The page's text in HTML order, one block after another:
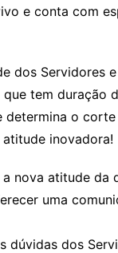
e conta com
dos Servidores
tem duração
o
atitude inovadora!
nova atitude da
uma
dúvidas dos